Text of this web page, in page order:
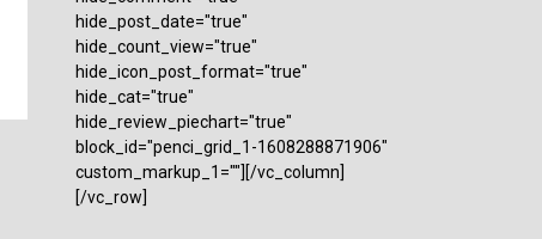
hide_post_date="true"
hide_count_view="true"
hide_icon_post_format="true"
hide_cat="true"
hide_review_piechart="true"
block_id="penci_grid_1-1608288871906"
custom_markup_1=""][/vc_column]
[/vc_row]